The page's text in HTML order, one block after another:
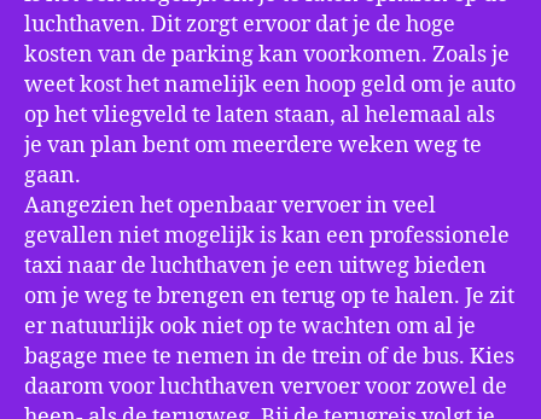
luchthaven. Dit zorgt ervoor dat je de hoge
kosten van de parking kan voorkomen. Zoals je
weet kost het namelijk een hoop geld om je auto
op het vliegveld te laten staan, al helemaal als
je van plan bent om meerdere weken weg te
gaan.
Aangezien het openbaar vervoer in veel
gevallen niet mogelijk is kan een professionele
taxi naar de luchthaven je een uitweg bieden
om je weg te brengen en terug op te halen. Je zit
er natuurlijk ook niet op te wachten om al je
bagage mee te nemen in de trein of de bus. Kies
daarom voor luchthaven vervoer voor zowel de